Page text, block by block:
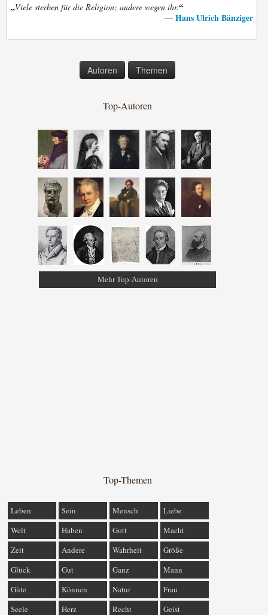
„Viele sterben für die Religion; andere wegen ihr.“
— Hans Ulrich Bänziger
Autoren Themen
Top-Autoren
Mehr Top-Autoren
Top-Themen
Leben Sein Mensch
Liebe
Welt
Haben Gott
Macht
Zeit
Andere Wahrheit
Größe
Glück
Gut Ganz
Mann
Güte
Können Natur
Frau
Seele
Herz Recht Geist